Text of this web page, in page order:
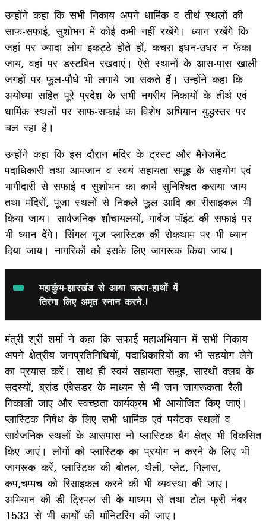
उन्होंने कहा कि सभी निकाय अपने धार्मिक व तीर्थ स्थलों की
साफ-सफाई, सुशोभन में कोई कमी नहीं रखेंगे। ध्यान रखेंगे कि
जहां पर ज्यादा लोग इकट्ठे होते हों, कचरा इधन-उधर न फेंका
जाय, वहां पर डस्टबिन रखवाएं। ऐसे स्थानों के आस-पास खाली
जगहों पर फूल-पौधे भी लगाये जा सकते हैं। उन्होंने कहा कि
अयोध्या सहित पूरे प्रदेश के सभी नगरीय निकायों के तीर्थ एवं
धार्मिक स्थलों पर साफ-सफाई का विशेष अभियान युद्धस्तर पर
चल रहा है।
उन्होंने कहा कि इस दौरान मंदिर के ट्रस्ट और मैनेजमेंट
पदाधिकारी तथा आमजान व स्वयं सहायता समूह के सहयोग एवं
भागीदारी से सफाई व सुशोभन का कार्य सुनिश्चित कराया जाय
तथा मंदिरों, पूजा स्थलों से निकले फूल आदि का रीसाइकल भी
किया जाय। सार्वजनिक शौचायलयों, गार्बेज पॉइंट की सफाई पर
भी ध्यान देंगे। सिंगल यूज प्लास्टिक की रोकथाम पर भी ध्यान
दिया जाय। नागरिकों को इसके लिए जागरूक किया जाय।
महाकुंभ-झारखंड से आया जत्था-हाथों में
तिरंगा लिए अमृत स्नान करने.!
मंत्री श्री शर्मा ने कहा कि सफाई महाअभियान में सभी निकाय
अपने क्षेत्रीय जनप्रतिनिधियों, पदाधिकारियों का भी सहयोग लेने
का प्रयास करें। साथ ही स्वयं सहायता समूह, सारथी क्लब के
सदस्यों, ब्रांड एंबेसडर के माध्यम से भी जन जागरूकता रैली
निकाली जाए और स्वच्छता कार्यक्रम भी आयोजित किए जाएं।
प्लास्टिक निषेध के लिए सभी धार्मिक एवं पर्यटक स्थलों व
सार्वजनिक स्थलों के आसपास नो प्लास्टिक बैग क्षेत्र भी विकसित
किए जाएं। लोगों को प्लास्टिक का प्रयोग न करने के लिए भी
जागरूक करें, प्लास्टिक की बोतल, थैली, प्लेट, गिलास,
कप,चम्मच को रिसाइकल करने की भी व्यवस्था की जाए।
अभियान की डी ट्रिपल सी के माध्यम से तथा टोल फ्री नंबर
1533 से भी कार्यों की मॉनिटरिंग की जाए।